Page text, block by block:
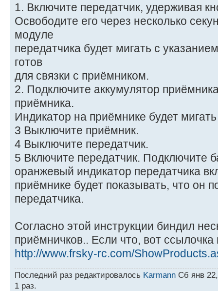
1. Включите передатчик, удерживая
Освободите его через несколько
модуле
передатчика будет мигать с
готов
для связки с приёмником.
2. Подключите аккумулятор
приёмника.
Индикатор на приёмнике будет мигать
3 Выключите приёмник.
4 Выключите передатчик.
5 Включите передатчик. Подключите
оранжевый индикатор передатчика
приёмнике будет показывать, что он
передатчика.
Согласно этой инструкции биндил
приёмничков.. Если что, вот ссылочка
http://www.frsky-rc.com/
Последний раз редактировалось Karmann Сб янв
1 раз.